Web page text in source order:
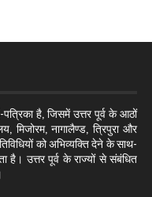
है, जिसमें उत्तर पूर्व के आठों
मिजोरम, नागालैण्ड, त्रिपुरा और
को अभिव्यक्ति देने के साथ-
है। उत्तर पूर्व के राज्यों से संबंधित